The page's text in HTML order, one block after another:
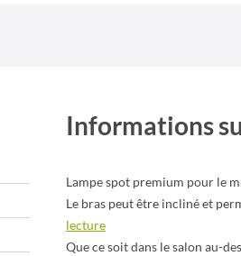
Informations
Lampe spot premium pour le
Le bras peut être incliné et
lecture
Que ce soit dans le salon au-